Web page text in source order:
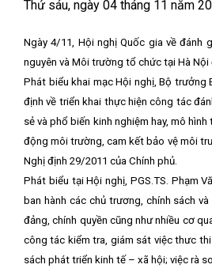
Thứ sáu, ngày 04 tháng 11 năm
Ngày 4/11, Hội nghị Quốc gia về
nguyên và Môi trường tổ chức tại Hà
Phát biểu khai mạc Hội nghị, Bộ trưởng
định về triển khai thực hiện công tác
sẻ và phổ biến kinh nghiệm hay, mô
động môi trường, cam kết bảo vệ môi
Nghị định 29/2011 của Chính phủ.
Phát biểu tại Hội nghị, PGS.TS. Phạm
ban hành các chủ trương, chính sách
đảng, chính quyền cũng như nhiều cơ
công tác kiểm tra, giám sát việc thưc
sách phát triển kinh tế – xã hội; việc rà